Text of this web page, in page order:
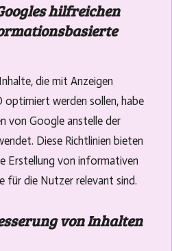
hilfreichen
die mit Anzeigen
optimiert werden sollen, habe
von Google anstelle der
Diese Richtlinien bieten
Erstellung von informativen
für die Nutzer relevant sind.
von Inhalten